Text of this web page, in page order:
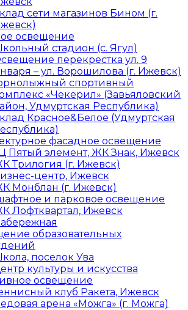
сети магазинов Бином (г.
освещение
стадион (с. Ягул)
перекрестка ул. 9
– ул. Ворошилова (г. Ижевск)
спортивный
«Чекерил» (Завьяловский
Удмуртская Республика)
Красное&Белое (Удмуртская
фасадное освещение
Пятый элемент, ЖК Знак, Ижевск
Трилогия (г. Ижевск)
центр, Ижевск
Монблан (г. Ижевск)
и парковое освещение
Лофтквартал, Ижевск
образовательных
поселок Ува
культуры и искусства
освещение
клуб Ракета, Ижевск
арена «Можга» (г. Можга)